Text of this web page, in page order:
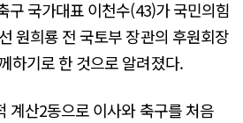
구 국가대표 이천수(43)가 국민의힘
원희룡 전 국토부 장관의 후원회장
하기로 한 것으로 알려졌다.
계산2동으로 이사와 축구를 처음